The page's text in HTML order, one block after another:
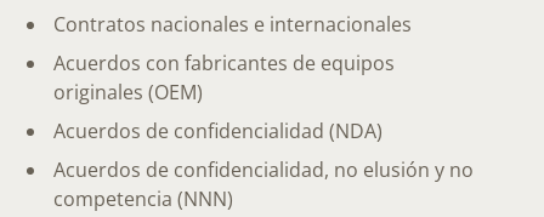
Contratos nacionales e internacionales
Acuerdos con fabricantes de equipos
originales (OEM)
Acuerdos de confidencialidad (NDA)
Acuerdos de confidencialidad, no elusión y no
competencia (NNN)